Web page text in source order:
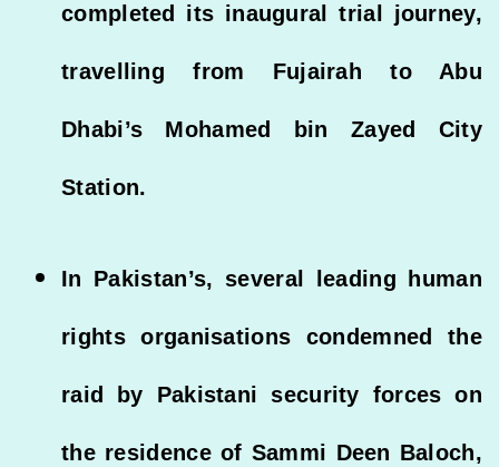
completed its inaugural trial journey,
travelling from Fujairah to Abu
Dhabi’s Mohamed bin Zayed City
Station.
In Pakistan’s, several leading human
rights organisations condemned the
raid by Pakistani security forces on
the residence of Sammi Deen Baloch,